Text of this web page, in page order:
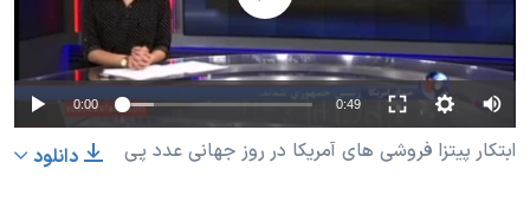
فرهنگ و زندگی
حقوق شهروندی
اقتصادی
علم و فناوری
مستندها
انتخابات ریاست جمهوری آمریکا ۲۰۲۴
حمله جمهوری اسلامی به اسرائیل
رمز مهسا
دنبال کنید
0:00 0:49
دانلود ابتکار پیتزا فروشی های آمریکا در روز جهانی عدد پی